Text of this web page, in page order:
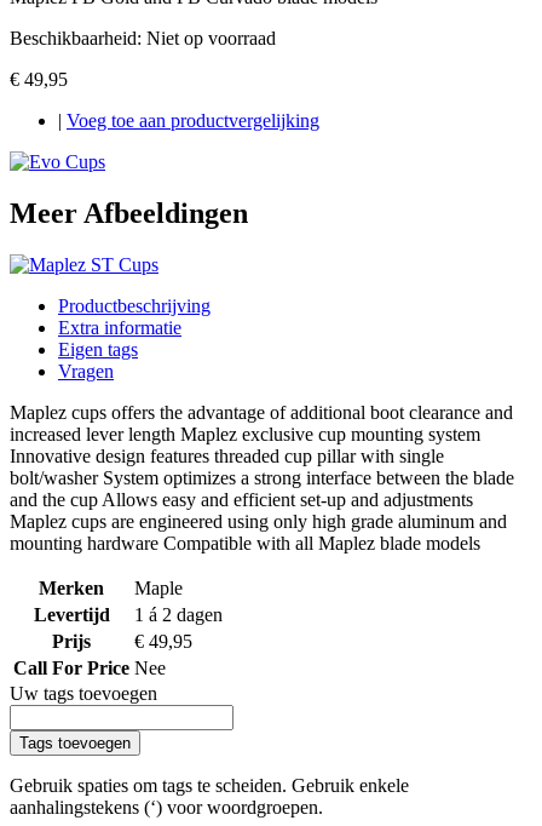
Beschikbaarheid: Niet op voorraad
€ 49,95
Voeg toe aan productvergelijking
Meer Afbeeldingen
Productbeschrijving
Extra informatie
Eigen tags
Vragen
Maplez cups offers the advantage of additional boot clearance and
increased lever length Maplez exclusive cup mounting system
Innovative design features threaded cup pillar with single
bolt/washer System optimizes a strong interface between the blade
and the cup Allows easy and efficient set-up and adjustments
Maplez cups are engineered using only high grade aluminum and
mounting hardware Compatible with all Maplez blade models
Merken
Maple
Levertijd
1 á 2 dagen
Prijs
€ 49,95
Call For Price Nee
Uw tags toevoegen
Tags toevoegen
Gebruik spaties om tags te scheiden. Gebruik enkele
aanhalingstekens (‘) voor woordgroepen.